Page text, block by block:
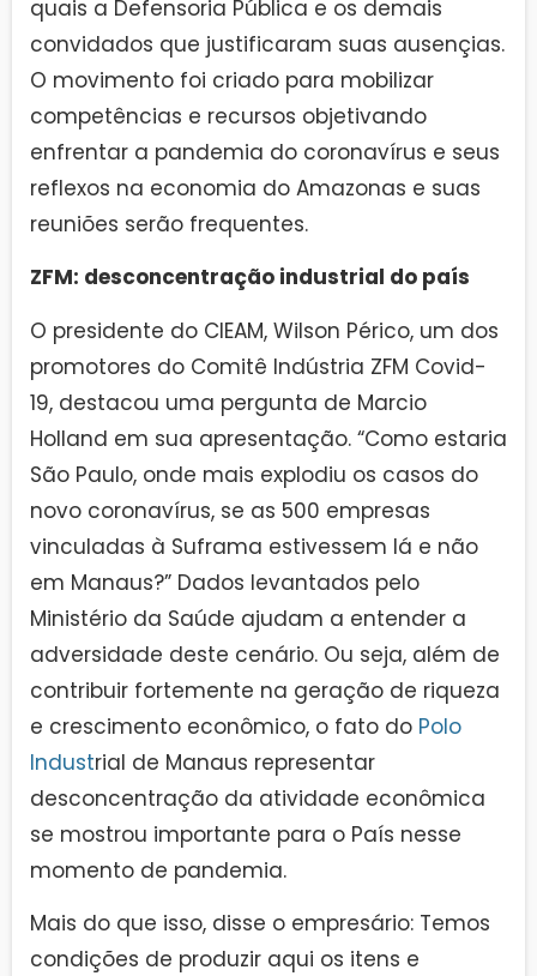
quais a Defensoria Pública e os demais
convidados que justificaram suas ausençias.
O movimento foi criado para mobilizar
competências e recursos objetivando
enfrentar a pandemia do coronavírus e seus
reflexos na economia do Amazonas e suas
reuniões serão frequentes.
ZFM: desconcentração industrial do país
O presidente do CIEAM, Wilson Périco, um dos
promotores do Comitê Indústria ZFM Covid-
19, destacou uma pergunta de Marcio
Holland em sua apresentação. “Como estaria
São Paulo, onde mais explodiu os casos do
novo coronavírus, se as 500 empresas
vinculadas à Suframa estivessem lá e não
em Manaus?” Dados levantados pelo
Ministério da Saúde ajudam a entender a
adversidade deste cenário. Ou seja, além de
contribuir fortemente na geração de riqueza
e crescimento econômico, o fato do Polo
Industrial de Manaus representar
desconcentração da atividade econômica
se mostrou importante para o País nesse
momento de pandemia.
Mais do que isso, disse o empresário: Temos
condições de produzir aqui os itens e